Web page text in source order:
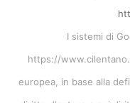
I sistemi di
https://
europea, in base alla